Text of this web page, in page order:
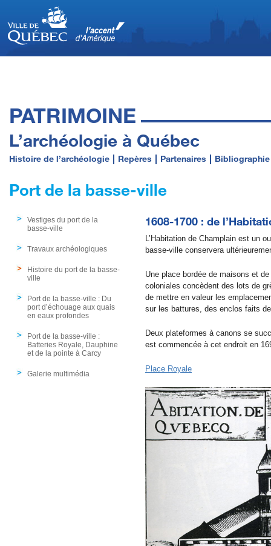
PATRIMOINE
L’archéologie à Québec
Histoire de l’archéologie Repères Partenaires Bibliographie
Port de la basse-ville
Vestiges du port de la
basse-ville
Travaux archéologiques
Histoire du port de la basse-
ville
Port de la basse-ville : Du
port d’échouage aux quais
en eaux profondes
Port de la basse-ville :
Batteries Royale, Dauphine
et de la pointe à Carcy
Galerie multimédia
1608-1700 : de
L’Habitation de Champlain est un
basse-ville conservera
Une place bordée de maisons et
coloniales concèdent des lots de
de mettre en valeur les
sur les battures, des enclos faits
Deux plateformes à canons se
est commencée à cet endroit en
Place Royale